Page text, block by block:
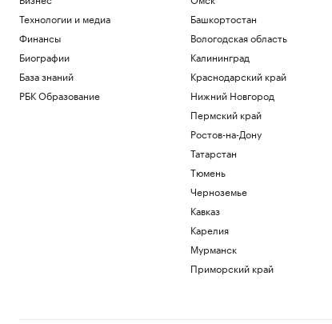
Технологии и медиа
Финансы
Биографии
База знаний
РБК Образование
Башкортостан
Вологодская область
Калининград
Краснодарский край
Нижний Новгород
Пермский край
Ростов-на-Дону
Татарстан
Тюмень
Черноземье
Кавказ
Карелия
Мурманск
Приморский край